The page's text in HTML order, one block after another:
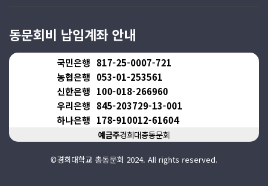
동문회비 납입계좌 안내
국민은행 817-25-0007-721
농협은행 053-01-253561
신한은행 100-018-266960
우리은행 845-203729-13-001
하나은행 178-910012-61604
예금주경희대총동문회
©경희대학교 총동문회 2024. All rights reserved.